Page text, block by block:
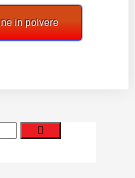
in polvere